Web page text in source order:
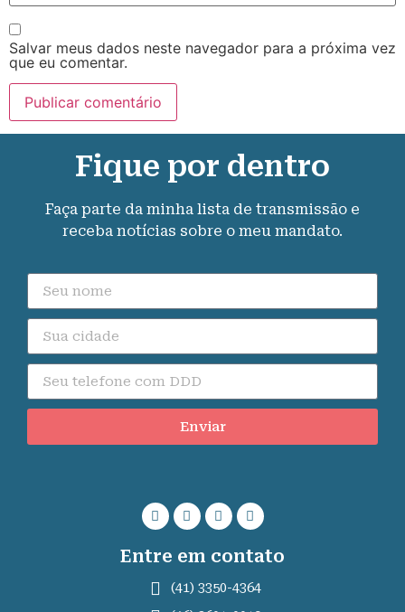
Salvar meus dados neste navegador para a próxima vez
que eu comentar.
Fique por dentro
Faça parte da minha lista de transmissão e
receba notícias sobre o meu mandato.
Enviar
Entre em contato
(41) 3350-4364